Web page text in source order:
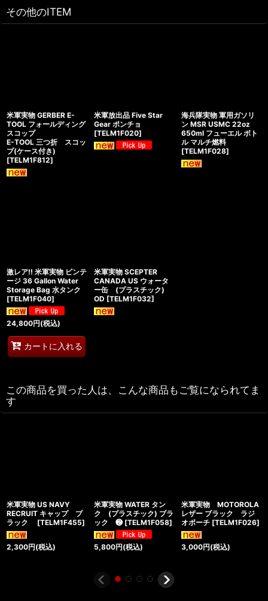
その他のITEM
米軍実物 GERBER E-
TOOL フォールディング
スコップ
E-TOOL 三つ折 スコッ
プ(ケース付き)
[TELM1F812]
米軍放出品 Five Star
Gear ポンチョ
[TELM1F020]
海兵隊実物 軍用ガソリ
ン MSR USMC 22oz
650ml フューエル ボト
ル マルチ燃料
[TELM1F028]
激レア!! 米軍実物 ビンテ
ージ 36 Gallon Water
Storage Bag 水タンク
[TELM1F040]
24,800円(税込)
カートに入れる
米軍実物 SCEPTER
CANADA US ウォータ
ー缶 (プラスチック)
OD [TELM1F032]
この商品を買った人は、こんな商品もご覧になられてま
す
米軍実物 US NAVY
RECRUIT キャップ ブ
ラック
[TELM1F455]
2,300円(税込)
米軍実物 WATER タン
ク (プラスチック) ブラ
ック ❷ [TELM1F058]
5,800円(税込)
米軍実物 MOTOROLA
レザー ブラック ラジ
オポーチ [TELM1F026]
3,000円(税込)